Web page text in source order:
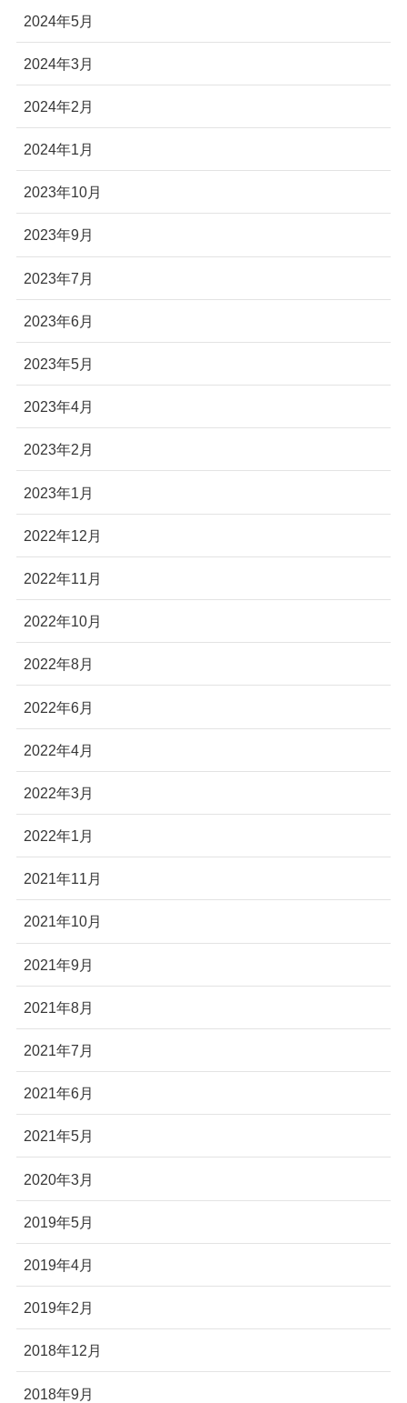
2024年5月
2024年3月
2024年2月
2024年1月
2023年10月
2023年9月
2023年7月
2023年6月
2023年5月
2023年4月
2023年2月
2023年1月
2022年12月
2022年11月
2022年10月
2022年8月
2022年6月
2022年4月
2022年3月
2022年1月
2021年11月
2021年10月
2021年9月
2021年8月
2021年7月
2021年6月
2021年5月
2020年3月
2019年5月
2019年4月
2019年2月
2018年12月
2018年9月